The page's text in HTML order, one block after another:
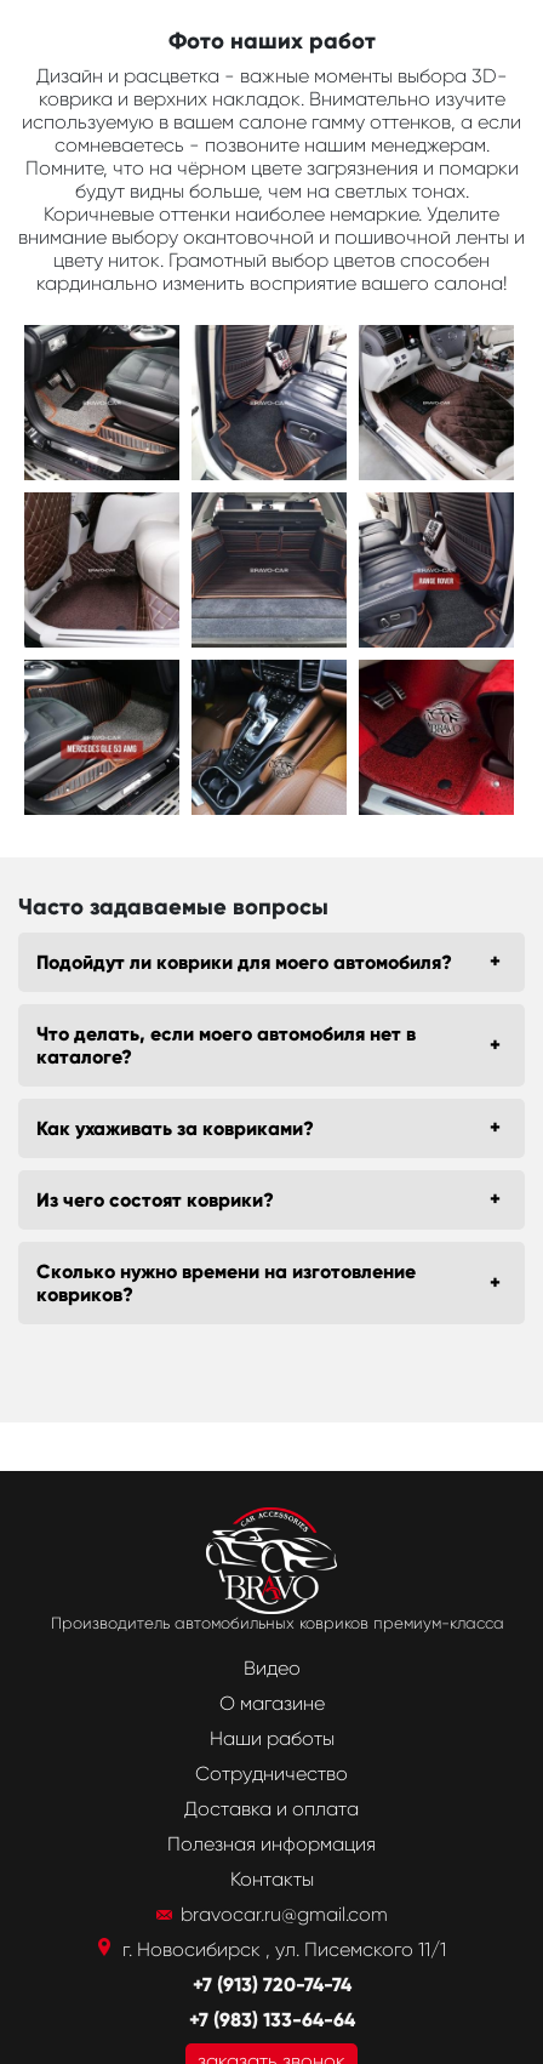
Фото наших работ
Дизайн и расцветка - важные моменты выбора 3D-
коврика и верхних накладок. Внимательно изучите
используемую в вашем салоне гамму оттенков, а если
сомневаетесь - позвоните нашим менеджерам.
Помните, что на чёрном цвете загрязнения и помарки
будут видны больше, чем на светлых тонах.
Коричневые оттенки наиболее немаркие. Уделите
внимание выбору окантовочной и пошивочной ленты и
цвету ниток. Грамотный выбор цветов способен
кардинально изменить восприятие вашего салона!
Часто задаваемые вопросы
Подойдут ли коврики для моего автомобиля?
Что делать, если моего автомобиля нет в
каталоге?
Как ухаживать за ковриками?
Из чего состоят коврики?
Сколько нужно времени на изготовление
ковриков?
Производитель автомобильных ковриков премиум-класса
Видео
О магазине
Наши работы
Сотрудничество
Доставка и оплата
Полезная информация
Контакты
bravocar.ru@gmail.com
г. Новосибирск , ул. Писемского 11/1
+7 (913) 720-74-74
+7 (983) 133-64-64